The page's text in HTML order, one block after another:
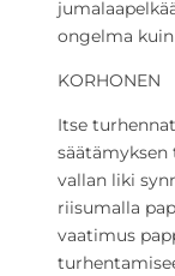
ongelma
KORHONEN
Itse
säätämyksen
vallan liki
riisumalla
vaatimus